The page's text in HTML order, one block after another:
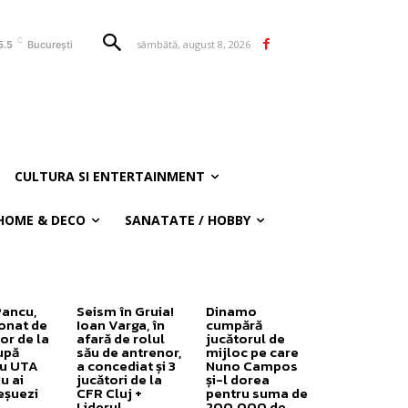
C București sâmbătă, august 8, 2026
CULTURA SI ENTERTAINMENT
& DECO SANATATE / HOBBY
de
de la
UTA
ai
Seism în Gruia!
Ioan Varga, în
afară de rolul
său de antrenor,
a concediat și 3
jucători de la
CFR Cluj +
Dinamo
cumpără
jucătorul de
mijloc pe care
Nuno Campos
și-l dorea
pentru suma de